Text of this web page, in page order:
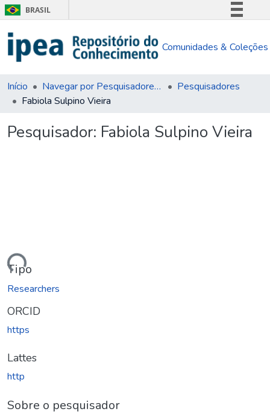
BRASIL
Comunica BR
Acesso à informação
Comunidades & Coleções
Início Navegar por Pesquisadores e Unidades Organizacionais
Pesquisadores
Fabiola Sulpino Vieira
Pesquisador: Fabiola Sulpino Vieira
Tipo
Researchers
ORCID
https
Lattes
http
Sobre o pesquisador